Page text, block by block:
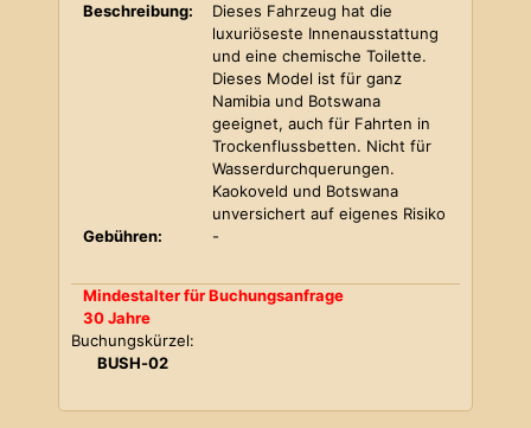
Beschreibung:
Dieses Fahrzeug hat die
luxuriöseste Innenausstattung
und eine chemische Toilette.
Dieses Model ist für ganz
Namibia und Botswana
geeignet, auch für Fahrten in
Trockenflussbetten. Nicht für
Wasserdurchquerungen.
Kaokoveld und Botswana
unversichert auf eigenes Risiko
Gebühren:
-
Mindestalter für Buchungsanfrage
30 Jahre
Buchungskürzel:
BUSH-02